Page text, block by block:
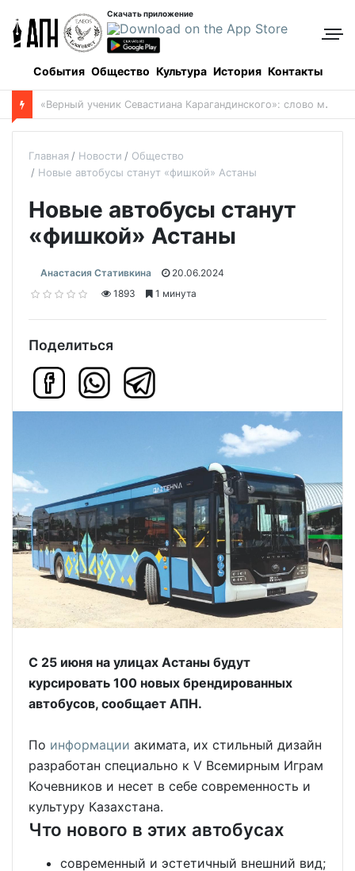
Скачать приложение
События Общество Культура История Контакты
Боровое: когда и как все начиналось, и кто все начинал
Главная Новости
Общество
Новые автобусы станут «фишкой» Астаны
Новые автобусы станут
«фишкой» Астаны
Анастасия Стативкина
20.06.2024
1893
1 минута
Поделиться
С 25 июня на улицах Астаны будут
курсировать 100 новых брендированных
автобусов, сообщает АПН.
По информации акимата, их стильный дизайн
разработан специально к V Всемирным Играм
Кочевников и несет в себе современность и
культуру Казахстана.
Что нового в этих автобусах
современный и эстетичный внешний вид;